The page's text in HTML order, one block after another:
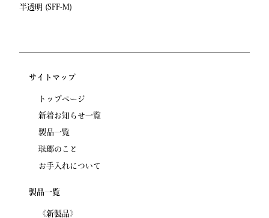
半透明 (SFF-M)
サイトマップ
トップページ
新着お知らせ一覧
製品一覧
琺瑯のこと
お手入れについて
製品一覧
《新製品》